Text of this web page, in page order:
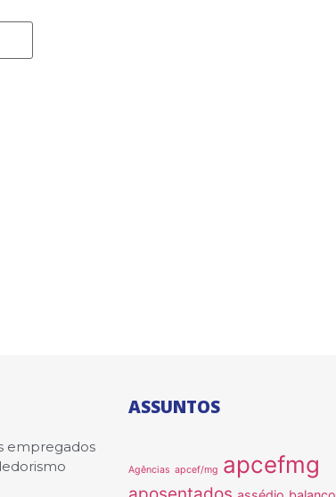
empregados
ASSUNTOS
Agências apcef/mg apcefmg